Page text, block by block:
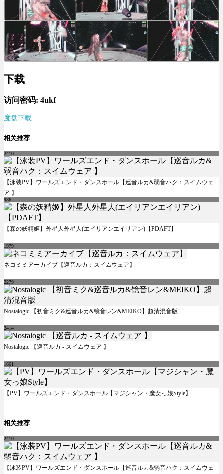
下载
访问密码: 4ukf
度盘下载
相关推荐
2410
【泳装PV】ワールズエンド・ダンスホール【巡音ルカ&弱音ハク：スイムウェ
ア 】
986
【森の妖精姬】外星人外星人(エイリアンエイリアン)【PDAFT】
1979
ネコミミアーカイブ【巡音ルカ：スイムウェア】
2279
Nostalogic 【初音ミク&巡音ルカ&镜音レン&MEIKO】超清混音版
2414
Nostalogic 【巡音ルカ - スイムウェア 】
1661
【PV】ワールズエンド・ダンスホール【マジシャン・魔女っ娘Style】
相关推荐
2410
【泳装PV】ワールズエンド・ダンスホール【巡音ルカ&弱音ハク：スイムウェ